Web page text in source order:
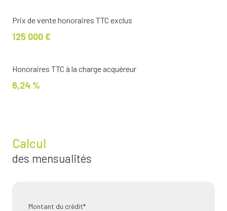
Prix de vente honoraires TTC exclus
125 000 €
Honoraires TTC à la charge acquéreur
6,24 %
Calcul
des mensualités
Montant du crédit*